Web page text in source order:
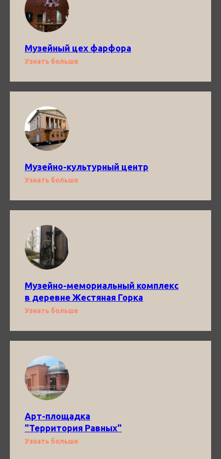
Музейный цех фарфора
Узнать больше
Музейно-культурный центр
Узнать больше
Музейно-мемориальный комплекс
в деревне Жестяная Горка
Узнать больше
Арт-площадка
"Территория Равных"
Узнать больше